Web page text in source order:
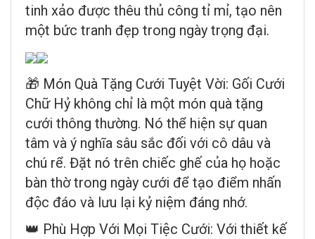
tinh xảo được thêu thủ công tỉ mỉ, tạo nên
một bức tranh đẹp trong ngày trọng đại.
🎁 Món Quà Tặng Cưới Tuyệt Vời: Gối Cưới
Chữ Hỷ không chỉ là một món quà tặng
cưới thông thường. Nó thể hiện sự quan
tâm và ý nghĩa sâu sắc đối với cô dâu và
chú rể. Đặt nó trên chiếc ghế của họ hoặc
bàn thờ trong ngày cưới để tạo điểm nhấn
độc đáo và lưu lại kỷ niệm đáng nhớ.
👑 Phù Hợp Với Mọi Tiệc Cưới: Với thiết kế